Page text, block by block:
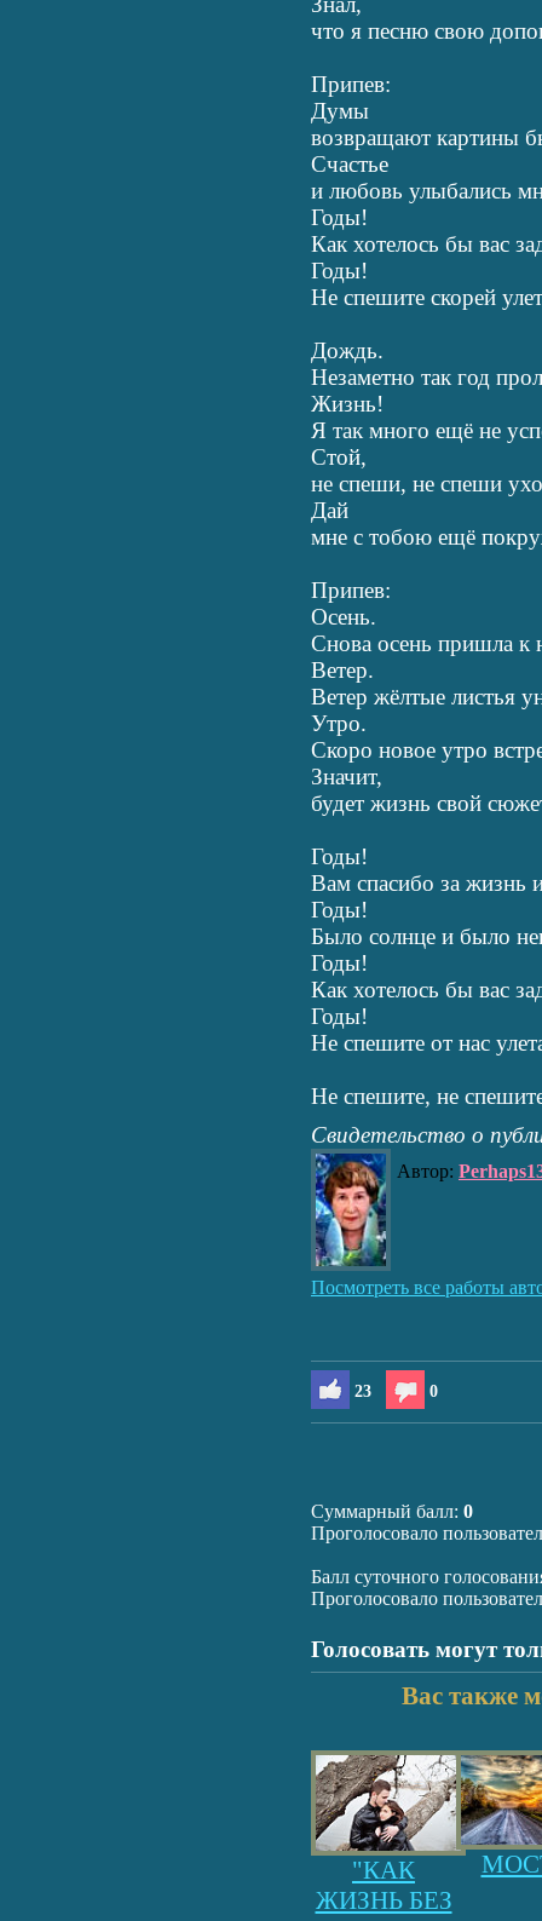
что я песню свою
Припев:
Думы
возвращают картины
Счастье
и любовь улыбались
Годы!
Как хотелось бы вас
Годы!
Не спешите скорей
Дождь.
Незаметно так год
Жизнь!
Я так много ещё не
Стой,
не спеши, не спеши
Дай
мне с тобою ещё
Припев:
Осень.
Снова осень пришла к
Ветер.
Ветер жёлтые листья
Утро.
Скоро новое утро
Значит,
будет жизнь свой
Годы!
Вам спасибо за жизнь
Годы!
Было солнце и было
Годы!
Как хотелось бы вас
Годы!
Не спешите от нас
Не спешите, не
Свидетельство о
Автор:
Посмотреть все работы
23 0
Суммарный балл: 0
Проголосовало
Балл суточного
Проголосовало
Голосовать могут
Вас также
"КАК
ЖИЗНЬ БЕЗ